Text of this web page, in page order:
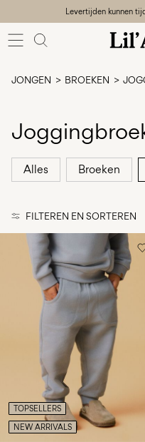
Levertijden kunnen
Baby
Unisex
56-
Inloggen
Nederland
/
JONGEN BROEKEN
Alles Broeken
FILTEREN EN SORTEREN
TOPSELLERS
NEW ARRIVALS